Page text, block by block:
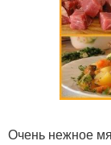
Очень нежное